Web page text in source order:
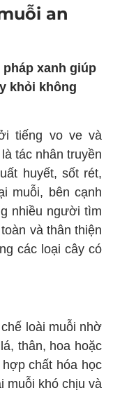
an
xanh giúp
khỏi không
tiếng vo ve và
tác nhân truyền
huyết, sốt rét,
muỗi, bên cạnh
nhiều người tìm
và thân thiện
các loại cây có
loài muỗi nhờ
thân, hoa hoặc
chất hóa học
muỗi khó chịu và